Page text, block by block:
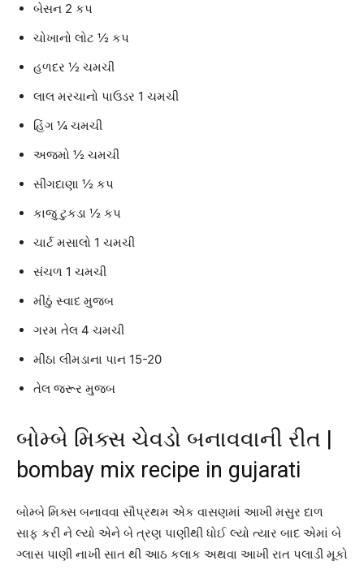
બેસન 2 કપ
ચોખાનો લોટ ½ કપ
હળદર ½ ચમચી
લાલ મરચાનો પાઉડર 1 ચમચી
હિંગ ¼ ચમચી
અજમો ½ ચમચી
સીંગદાણા ½ કપ
કાજુ ટુકડા ½ કપ
ચાર્ટ મસાલો 1 ચમચી
સંચળ 1 ચમચી
મીઠું સ્વાદ મુજબ
ગરમ તેલ 4 ચમચી
મીઠા લીમડાના પાન 15-20
તેલ જરૂર મુજબ
બોમ્બે મિક્સ ચેવડો બનાવવાની રીત |
bombay mix recipe in gujarati
બોમ્બે મિક્સ બનાવવા સૌપ્રથમ એક વાસણમાં આખી મસુર દાળ
સાફ કરી ને લ્યો એને બે ત્રણ પાણીથી ધોઈ લ્યો ત્યાર બાદ એમાં બે
ગ્લાસ પાણી નાખી સાત થી આઠ કલાક અથવા આખી રાત પલાડી મૂકો